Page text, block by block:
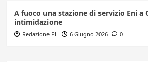
A fuoco una stazione di servizio Eni a
intimidazione
Redazione PL 6 Giugno 2026 0